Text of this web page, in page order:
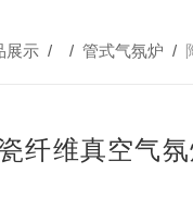
展示 / /管式气氛炉 /
纤维真空气